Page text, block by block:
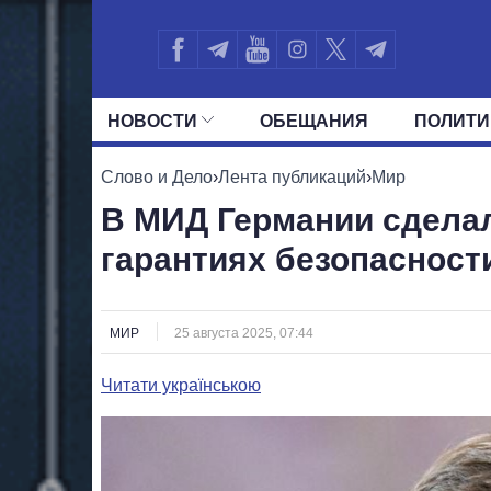
НОВОСТИ ОБЕЩАНИЯ
ВСЕ ПОЛИТИКИ ПРЕЗИДЕНТ И
Слово и Дело›Лента публикаций›Мир
В МИД Германии
гарантиях
МИР 25 августа 2025, 07:44
Читати українською